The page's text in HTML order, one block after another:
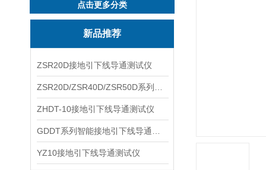
点击更多分类
新品推荐
ZSR20D接地引下线导通测试仪
ZHDT-10接地引下线导通测试仪
YZ10接地引下线导通测试仪